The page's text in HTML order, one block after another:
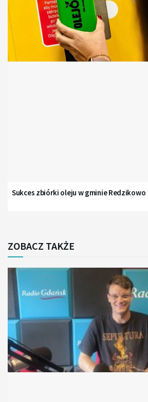
Sukces zbiórki oleju w gminie Redzikowo
ZOBACZ TAKŻE